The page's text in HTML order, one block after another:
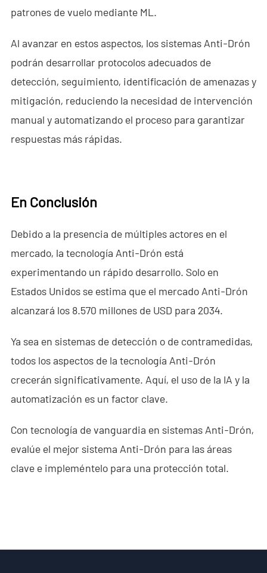
patrones de vuelo mediante ML.
Al avanzar en estos aspectos, los sistemas Anti-Drón
podrán desarrollar protocolos adecuados de
detección, seguimiento, identificación de amenazas y
mitigación, reduciendo la necesidad de intervención
manual y automatizando el proceso para garantizar
respuestas más rápidas.
En Conclusión
Debido a la presencia de múltiples actores en el
mercado, la tecnología Anti-Drón está
experimentando un rápido desarrollo. Solo en
Estados Unidos se estima que el mercado Anti-Drón
alcanzará los 8.570 millones de USD para 2034.
Ya sea en sistemas de detección o de contramedidas,
todos los aspectos de la tecnología Anti-Drón
crecerán significativamente. Aquí, el uso de la IA y la
automatización es un factor clave.
Con tecnología de vanguardia en sistemas Anti-Drón,
evalúe el mejor sistema Anti-Drón para las áreas
clave e impleméntelo para una protección total.